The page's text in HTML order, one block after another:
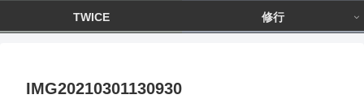
TWICE 修行
IMG20210301130930